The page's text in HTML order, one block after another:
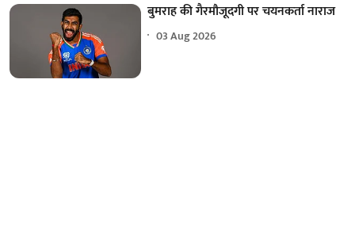
बुमराह की गैरमौजूदगी पर चयनकर्ता नाराज
03 Aug 2026